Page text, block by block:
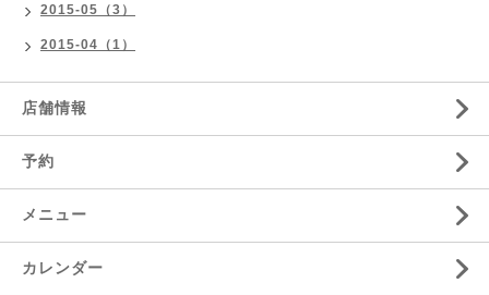
2015-05（3）
2015-04（1）
店舗情報
予約
メニュー
カレンダー